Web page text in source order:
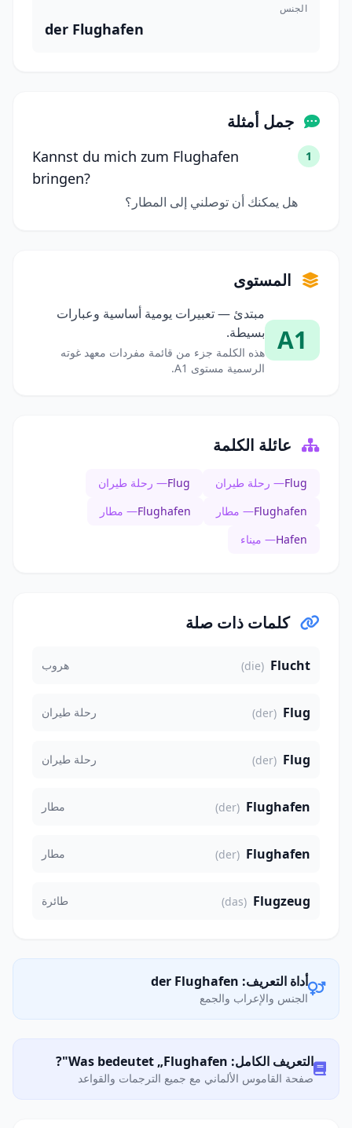
الجنس
der Flughafen
جمل أمثلة
1
Kannst du mich zum Flughafen
bringen?
هل يمكنك أن توصلني إلى المطار؟
المستوى
A1
مبتدئ — تعبيرات يومية أساسية وعبارات
بسيطة.
هذه الكلمة جزء من قائمة مفردات معهد غوته
الرسمية مستوى A1.
عائلة الكلمة
Flug— رحلة طيران Flug— رحلة طيران
Flughafen— مطار Flughafen— مطار
Hafen— ميناء
كلمات ذات صلة
Flucht
(die) هروب
Flug
(der) رحلة طيران
Flug
(der) رحلة طيران
Flughafen
(der) مطار
Flughafen
(der) مطار
Flugzeug
(das) طائرة
أداة التعريف: der Flughafen
الجنس والإعراب والجمع
التعريف الكامل: Was bedeutet „Flughafen"?
صفحة القاموس الألماني مع جميع الترجمات والقواعد